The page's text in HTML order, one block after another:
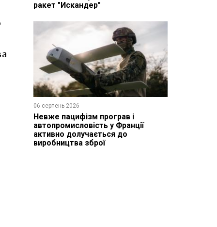
ракет "Искандер"
06 серпень 2026
Невже пацифізм програв і
автопромисловість у Франції
активно долучається до
виробництва зброї